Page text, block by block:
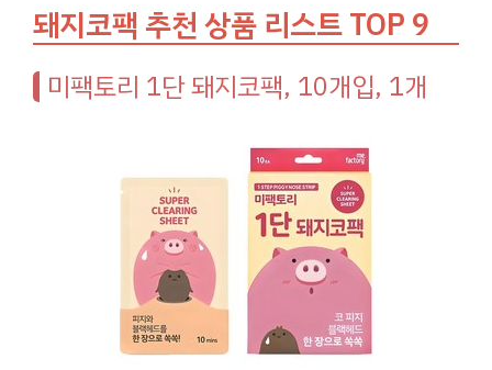
돼지코팩 추천 상품 리스트 TOP 9
미팩토리 1단 돼지코팩, 10개입, 1개